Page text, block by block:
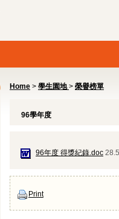
Home > 學生園地> 榮譽榜單
96學年度
96年度 得獎紀錄.doc
Print